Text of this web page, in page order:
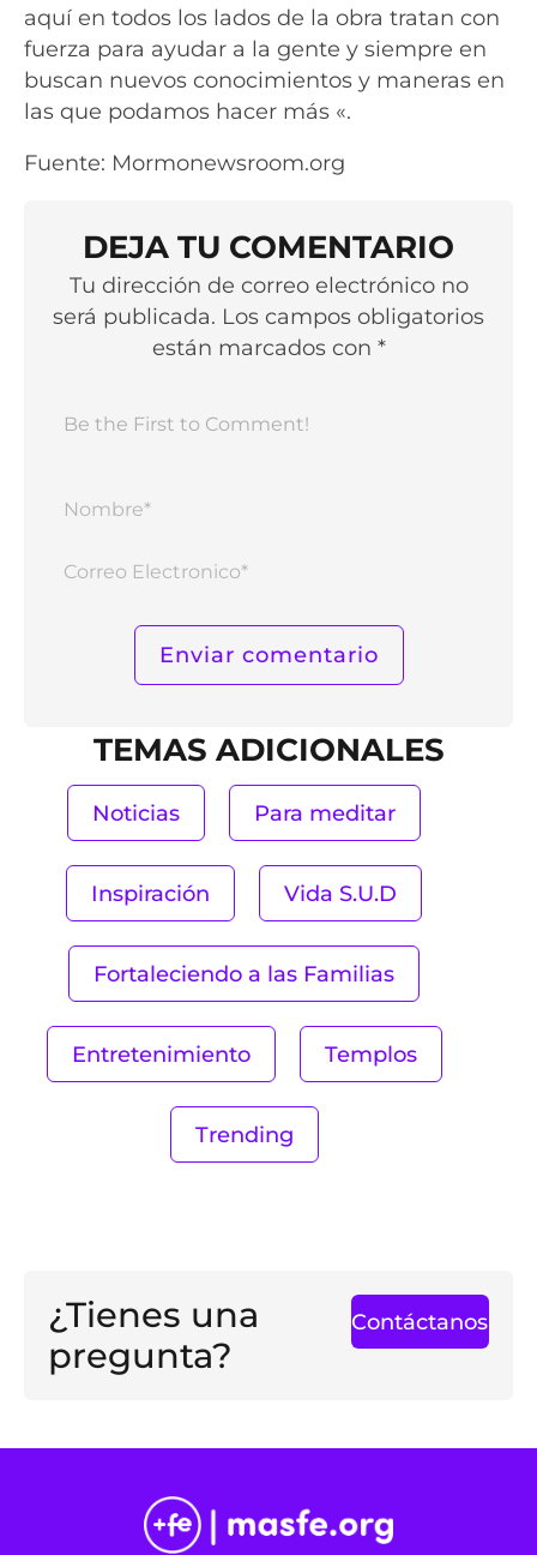
aquí en todos los lados de la obra tratan con
fuerza para ayudar a la gente y siempre en
buscan nuevos conocimientos y maneras en
las que podamos hacer más «.
Fuente: Mormonewsroom.org
DEJA TU COMENTARIO
Tu dirección de correo electrónico no
será publicada. Los campos obligatorios
están marcados con *
TEMAS ADICIONALES
Noticias Para meditar
Inspiración Vida S.U.D
Fortaleciendo a las Familias
Entretenimiento Templos
Trending
¿Tienes una
pregunta?
Contáctanos